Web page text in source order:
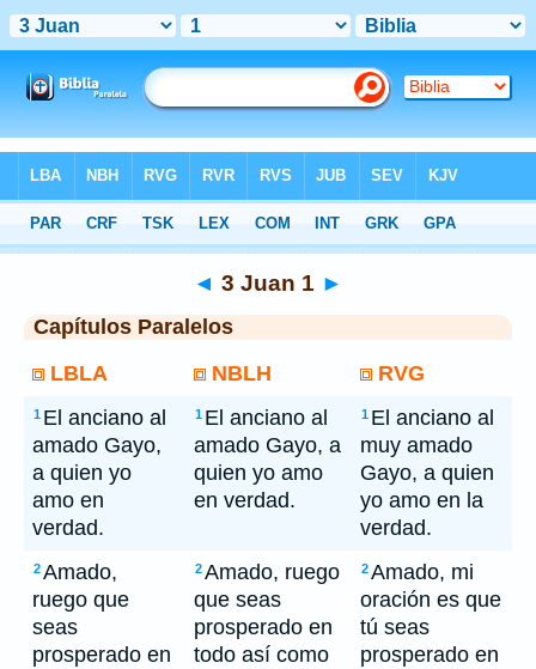
> 3 Juan 1
◄ 3 Juan 1 ►
Capítulos Paralelos
LBLA
NBLH RVG
1 El anciano al
amado Gayo,
a quien yo
amo en
verdad.
1 El anciano al
amado Gayo, a
quien yo amo
en verdad.
1 El anciano al
muy amado
Gayo, a quien
yo amo en la
verdad.
2Amado,
ruego que
seas
prosperado en
2Amado, ruego
que seas
prosperado en
todo así como
2Amado, mi
oración es que
tú seas
prosperado en